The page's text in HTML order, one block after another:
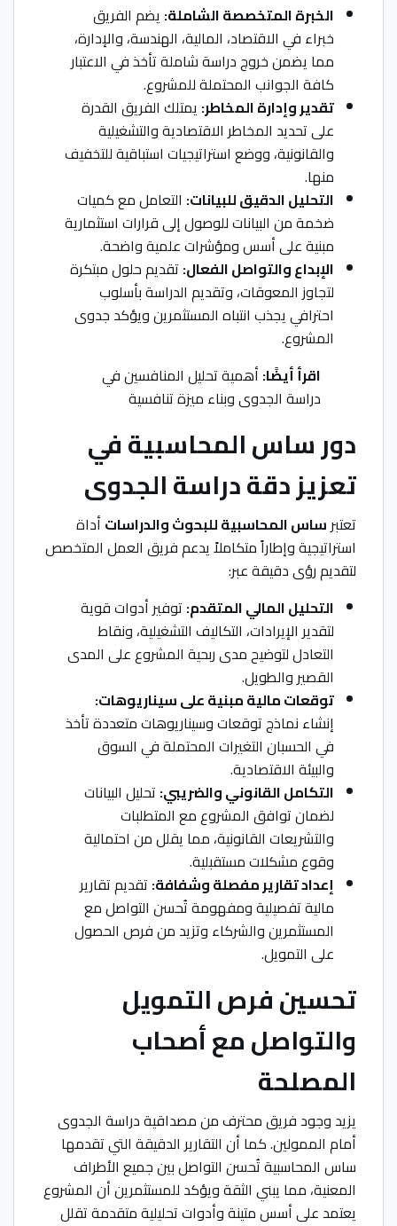
الخبرة المتخصصة الشاملة:يضم الفريق
خبراء في الاقتصاد، المالية، الهندسة، والإدارة،
مما يضمن خروج دراسة شاملة تأخذ في الاعتبار
كافة الجوانب المحتملة للمشروع.
تقدير وإدارة المخاطر:يمتلك الفريق القدرة
على تحديد المخاطر الاقتصادية والتشغيلية
والقانونية، ووضع استراتيجيات استباقية للتخفيف
منها.
التحليل الدقيق للبيانات:التعامل مع كميات
ضخمة من البيانات للوصول إلى قرارات استثمارية
مبنية على أسس ومؤشرات علمية واضحة.
الإبداع والتواصل الفعال:تقديم حلول مبتكرة
لتجاوز المعوقات، وتقديم الدراسة بأسلوب
احترافي يجذب انتباه المستثمرين ويؤكد جدوى
المشروع.
اقرأ أيضًا: أهمية تحليل المنافسين في
دراسة الجدوى وبناء ميزة تنافسية
دور ساس المحاسبية في
تعزيز دقة دراسة الجدوى
تعتبر ساس المحاسبية للبحوث والدراساتأداة
استراتيجية وإطاراً متكاملاً يدعم فريق العمل المتخصص
لتقديم رؤى دقيقة عبر:
التحليل المالي المتقدم:توفير أدوات قوية
لتقدير الإيرادات، التكاليف التشغيلية، ونقاط
التعادل لتوضيح مدى ربحية المشروع على المدى
القصير والطويل.
توقعات مالية مبنية على سيناريوهات:
إنشاء نماذج توقعات وسيناريوهات متعددة تأخذ
في الحسبان التغيرات المحتملة في السوق
والبيئة الاقتصادية.
التكامل القانوني والضريبي:تحليل البيانات
لضمان توافق المشروع مع المتطلبات
والتشريعات القانونية، مما يقلل من احتمالية
وقوع مشكلات مستقبلية.
إعداد تقارير مفصلة وشفافة:تقديم تقارير
مالية تفصيلية ومفهومة تُحسن التواصل مع
المستثمرين والشركاء وتزيد من فرص الحصول
على التمويل.
تحسين فرص التمويل
والتواصل مع أصحاب
المصلحة
يزيد وجود فريق محترف من مصداقية دراسة الجدوى
أمام الممولين. كما أن التقارير الدقيقة التي تقدمها
ساس المحاسبية تُحسن التواصل بين جميع الأطراف
المعنية، مما يبني الثقة ويؤكد للمستثمرين أن المشروع
يعتمد على أسس متينة وأدوات تحليلية متقدمة تقلل